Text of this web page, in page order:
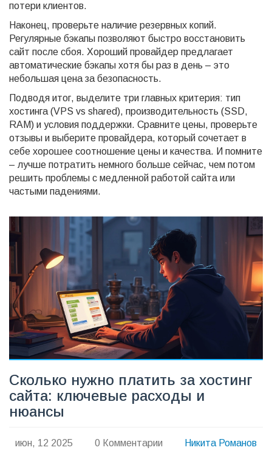
потери клиентов.
Наконец, проверьте наличие резервных копий.
Регулярные бэкапы позволяют быстро восстановить
сайт после сбоя. Хороший провайдер предлагает
автоматические бэкапы хотя бы раз в день – это
небольшая цена за безопасность.
Подводя итог, выделите три главных критерия: тип
хостинга (VPS vs shared), производительность (SSD,
RAM) и условия поддержки. Сравните цены, проверьте
отзывы и выберите провайдера, который сочетает в
себе хорошее соотношение цены и качества. И помните
– лучше потратить немного больше сейчас, чем потом
решить проблемы с медленной работой сайта или
частыми падениями.
Сколько нужно платить за хостинг
сайта: ключевые расходы и
нюансы
июн, 12 2025 0 Комментарии Никита Романов